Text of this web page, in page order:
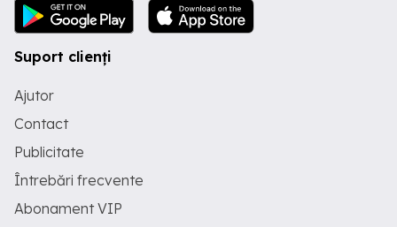
Suport clienți
Ajutor
Contact
Publicitate
Întrebări frecvente
Abonament VIP